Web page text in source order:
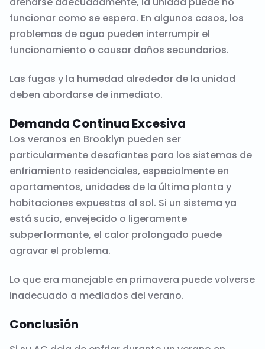
funcionar como se espera. En algunos casos, los
problemas de agua pueden interrumpir el
funcionamiento o causar daños secundarios.
Las fugas y la humedad alrededor de la unidad
deben abordarse de inmediato.
Demanda Continua Excesiva
Los veranos en Brooklyn pueden ser
particularmente desafiantes para los sistemas de
enfriamiento residenciales, especialmente en
apartamentos, unidades de la última planta y
habitaciones expuestas al sol. Si un sistema ya
está sucio, envejecido o ligeramente
subperformante, el calor prolongado puede
agravar el problema.
Lo que era manejable en primavera puede volverse
inadecuado a mediados del verano.
Conclusión